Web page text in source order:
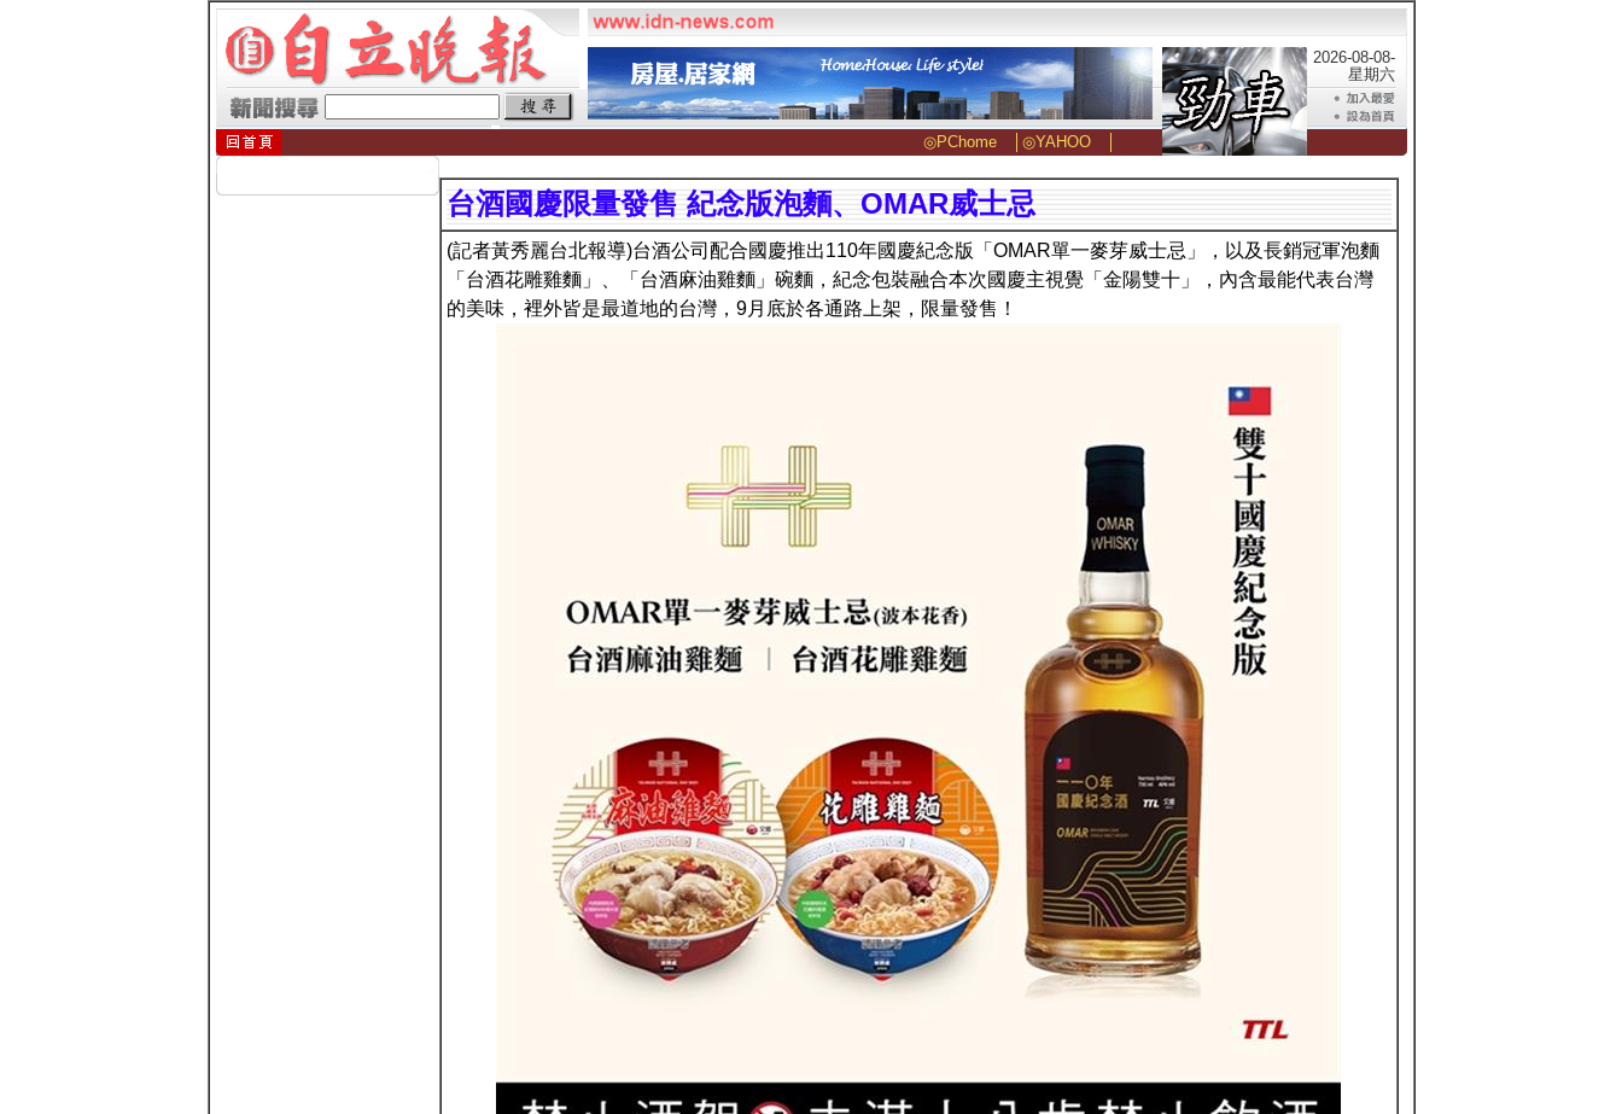
2026-08-08-
星期六
◎PChome│ ◎YAHOO│
台酒國慶限量發售 紀念版泡麵、OMAR威士忌
(記者黃秀麗台北報導)台酒公司配合國慶推出110年國慶紀念版「OMAR單一麥芽威士忌」，以及長銷冠軍泡麵
「台酒花雕雞麵」、「台酒麻油雞麵」碗麵，紀念包裝融合本次國慶主視覺「金陽雙十」，內含最能代表台灣
的美味，裡外皆是最道地的台灣，9月底於各通路上架，限量發售！